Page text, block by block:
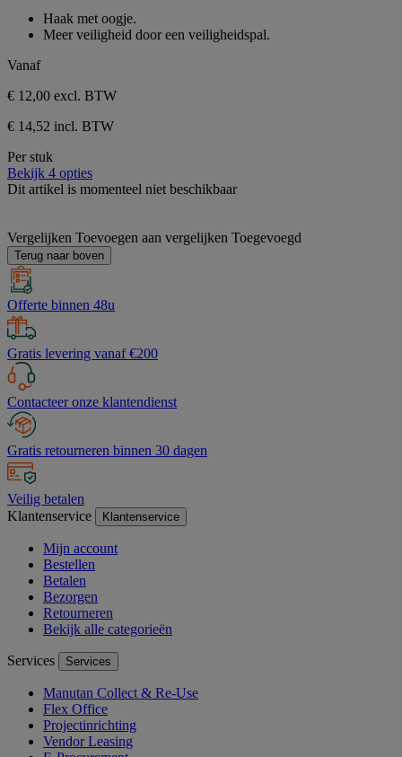
sterren.
Haak met oogje.
Meer veiligheid door een veiligheidspal.
Vanaf
€ 12,00 excl. BTW
€ 14,52 incl. BTW
Per stuk
Bekijk 4 opties
Dit artikel is momenteel niet beschikbaar
Vergelijken Toevoegen aan vergelijken Toegevoegd
Terug naar boven
Offerte binnen 48u
Gratis levering vanaf €200
Contacteer onze klantendienst
Gratis retourneren binnen 30 dagen
Veilig betalen
Klantenservice
Klantenservice
Mijn account
Bestellen
Betalen
Bezorgen
Retourneren
Bekijk alle categorieën
Services Services
Manutan Collect & Re-Use
Flex Office
Projectinrichting
Vendor Leasing